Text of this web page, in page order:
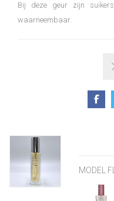
Bij deze geur zijn
waarneembaar.
MODEL